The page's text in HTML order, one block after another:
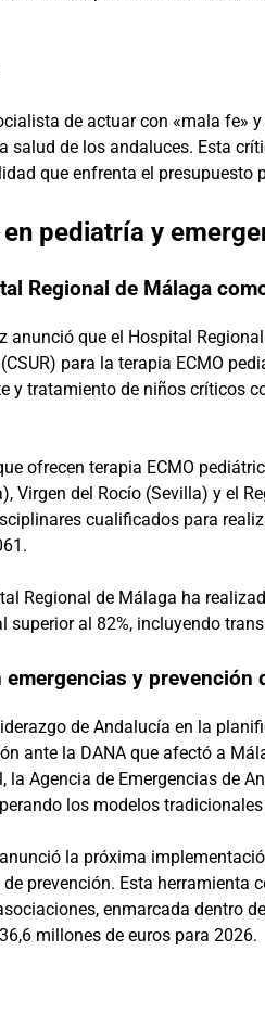
de actuar con «mala fe»
salud de los andaluces. Esta
que enfrenta el presupuesto
pediatría y
Regional de Málaga
anunció que el Hospital
para la terapia ECMO
y tratamiento de niños críticos
ofrecen terapia ECMO
Virgen del Rocío (Sevilla) y el
cualificados para
Regional de Málaga ha
superior al 82%, incluyendo
emergencias y prevención
de Andalucía en la
ante la DANA que afectó a
la Agencia de Emergencias de
los modelos
la próxima
prevención. Esta herramienta
enmarcada dentro
millones de euros para 2026.